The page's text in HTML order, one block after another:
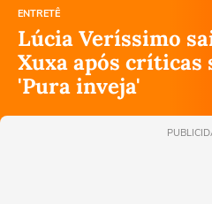
ENTRETÊ
Lúcia Veríssimo
Xuxa após críticas
'Pura inveja'